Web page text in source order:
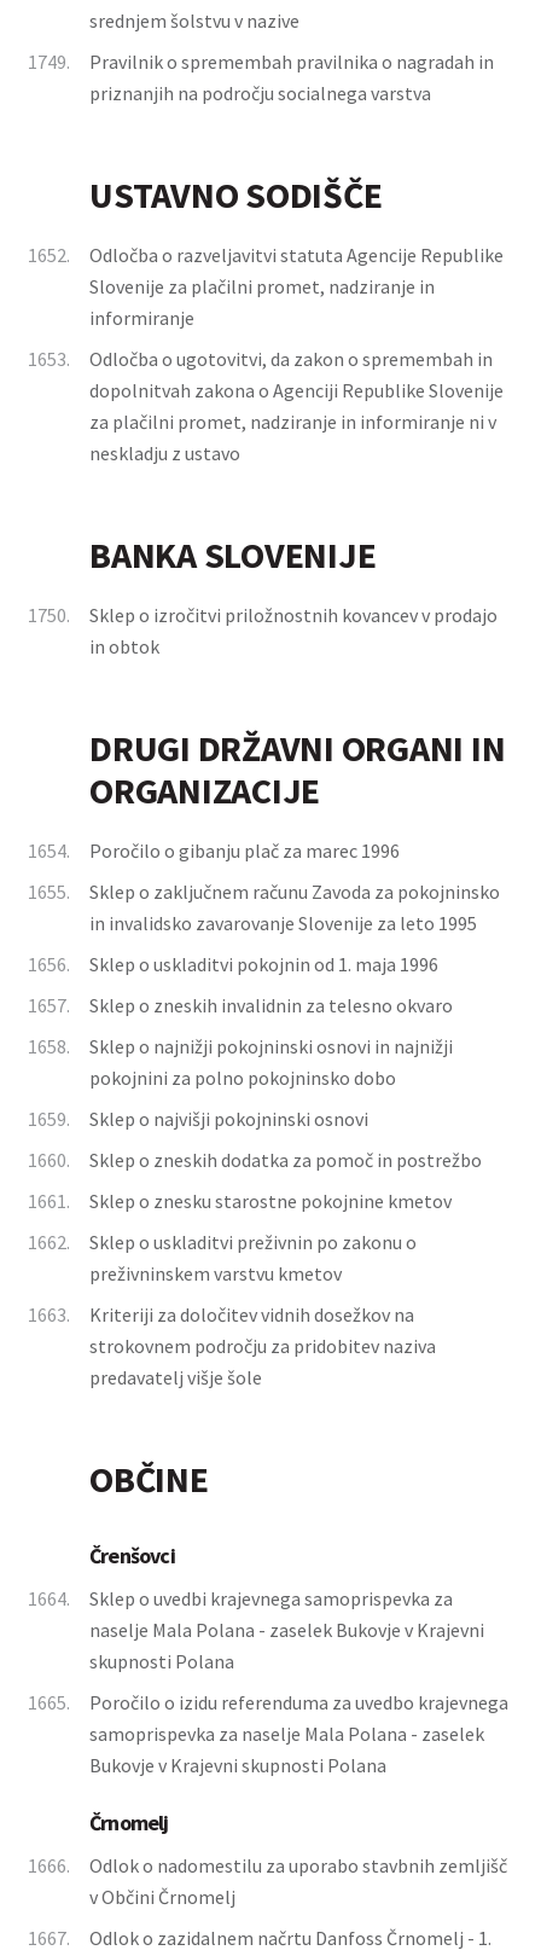
srednjem šolstvu v nazive
1749.
Pravilnik o spremembah pravilnika o nagradah in
priznanjih na področju socialnega varstva
USTAVNO SODIŠČE
1652.
Odločba o razveljavitvi statuta Agencije Republike
Slovenije za plačilni promet, nadziranje in
informiranje
1653.
Odločba o ugotovitvi, da zakon o spremembah in
dopolnitvah zakona o Agenciji Republike Slovenije
za plačilni promet, nadziranje in informiranje ni v
neskladju z ustavo
BANKA SLOVENIJE
1750.
Sklep o izročitvi priložnostnih kovancev v prodajo
in obtok
DRUGI DRŽAVNI ORGANI IN
ORGANIZACIJE
1654.
Poročilo o gibanju plač za marec 1996
1655.
Sklep o zaključnem računu Zavoda za pokojninsko
in invalidsko zavarovanje Slovenije za leto 1995
1656.
Sklep o uskladitvi pokojnin od 1. maja 1996
1657.
Sklep o zneskih invalidnin za telesno okvaro
1658.
Sklep o najnižji pokojninski osnovi in najnižji
pokojnini za polno pokojninsko dobo
1659.
Sklep o najvišji pokojninski osnovi
1660.
Sklep o zneskih dodatka za pomoč in postrežbo
1661.
Sklep o znesku starostne pokojnine kmetov
1662.
Sklep o uskladitvi preživnin po zakonu o
preživninskem varstvu kmetov
1663.
Kriteriji za določitev vidnih dosežkov na
strokovnem področju za pridobitev naziva
predavatelj višje šole
OBČINE
Črenšovci
1664.
Sklep o uvedbi krajevnega samoprispevka za
naselje Mala Polana - zaselek Bukovje v Krajevni
skupnosti Polana
1665.
Poročilo o izidu referenduma za uvedbo krajevnega
samoprispevka za naselje Mala Polana - zaselek
Bukovje v Krajevni skupnosti Polana
Črnomelj
1666.
Odlok o nadomestilu za uporabo stavbnih zemljišč
v Občini Črnomelj
1667.
Odlok o zazidalnem načrtu Danfoss Črnomelj - 1.